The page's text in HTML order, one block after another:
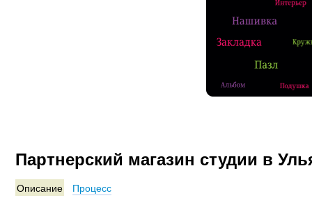
Партнерский магазин студии в
Описание Процесс